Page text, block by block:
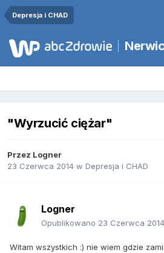
Depresja i CHAD
"Wyrzucić ciężar"
Przez Logner
23 Czerwca 2014 w Depresja i CHAD
Logner
Opublikowano 23 Czerwca 2014
Witam wszystkich :) nie wiem gdzie